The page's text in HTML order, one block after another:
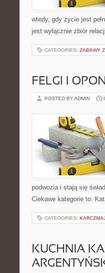
wtedy, gdy życie jest
jest wyłącznie zbiór
CATEGORIES: ZABAWY
FELGI I
POSTED BY ADMIN
podwozia i stają się
Ciekawe kategorie to:
CATEGORIES:
KUCHNIA